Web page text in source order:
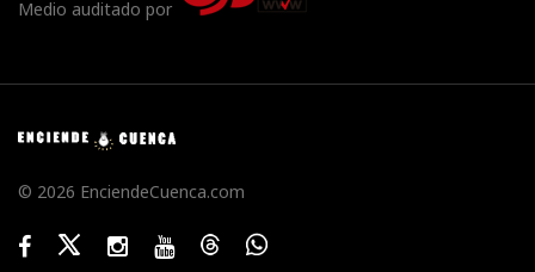
Medio auditado por
© 2026 EnciendeCuenca.com
FacebookTwitterInstagramYoutubeThreadsWhatsApp